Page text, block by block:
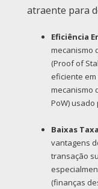
atraente para
Eficiência
mecanismo
(Proof of
eficiente
mecanismo
PoW) usado
Baixas
vantagens
transação
(finanças